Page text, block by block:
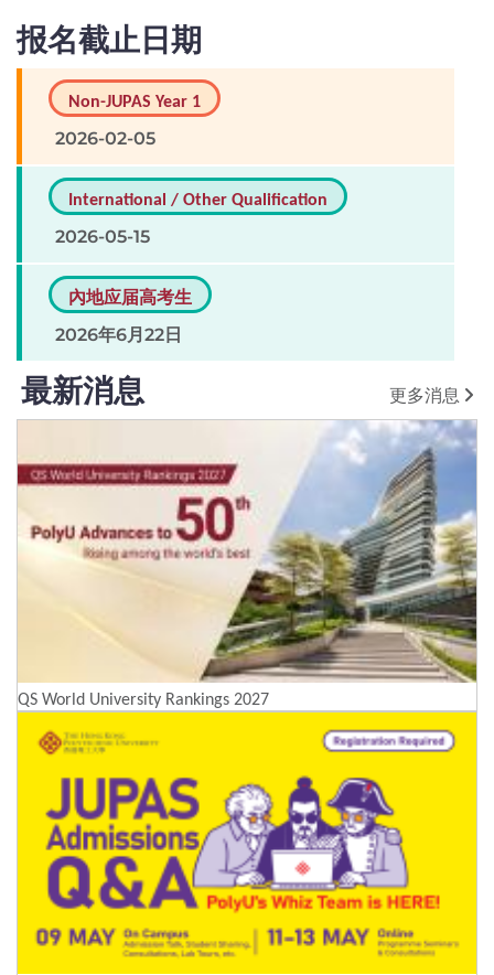
报名截止日期
Non-JUPAS Year 1
2026-02-05
International / Other Qualification
2026-05-15
內地应届高考生
2026年6月22日
最新消息 更多消息
QS World University Rankings 2027